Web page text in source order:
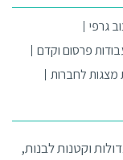
גרפי
פרסום וקדם
מצגות לחברות
וקטנות לבנות,